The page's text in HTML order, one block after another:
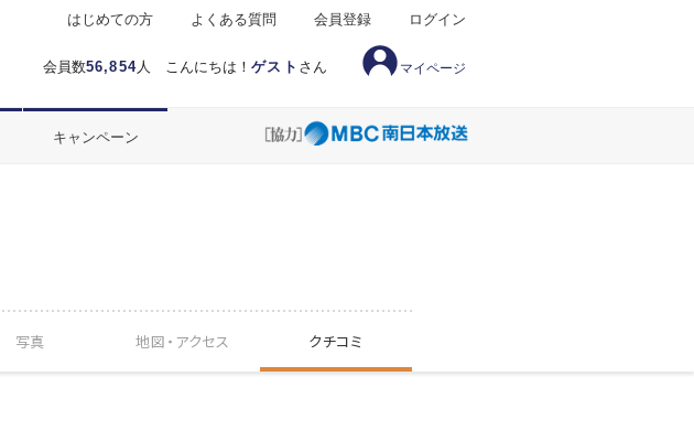
会員数56,854人 こんにちは！ゲスト さん マイページ
はじめての方 よくある質問 会員登録 ログイン
キャンペーン
写真 地図・ アクセス クチコミ